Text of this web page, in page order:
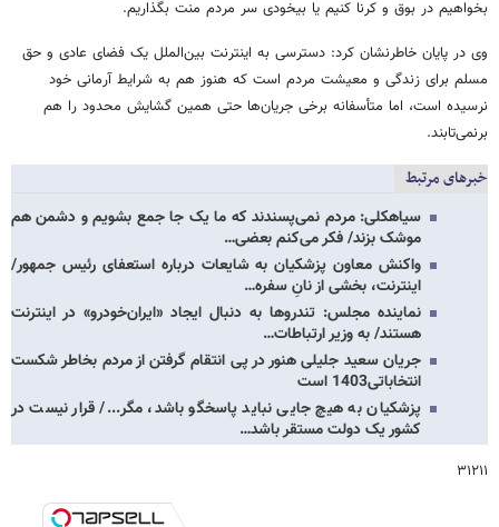
بخواهیم در بوق و کرنا کنیم یا بیخودی سر مردم منت بگذاریم.
وی در پایان خاطرنشان کرد: دسترسی به اینترنت بین‌الملل یک فضای عادی و حق
مسلم برای زندگی و معیشت مردم است که هنوز هم به شرایط آرمانی خود
نرسیده است، اما متأسفانه برخی جریان‌ها حتی همین گشایش محدود را هم
برنمی‌تابند.
خبرهای مرتبط
سیاهکلی: مردم نمی‌پسندند که ما یک جا جمع بشویم و دشمن هم
موشک بزند/ فکر می‌کنم بعضی…
واکنش معاون پزشکیان به شایعات درباره استعفای رئیس جمهور/
اینترنت، بخشی از نانِ سفره…
نماینده مجلس: تندروها به دنبال ایجاد «ایران‌خودرو» در اینترنت
هستند/ به وزیر ارتباطات…
جریان سعید جلیلی هنور در پی انتقام گرفتن از مردم بخاطر شکست
انتخاباتی1403 است
پزشکیان به هیچ جایی نباید پاسخگو باشد، مگر.../ قرار نیست در
کشور یک دولت مستقر باشد…
۳۱۲۱۱